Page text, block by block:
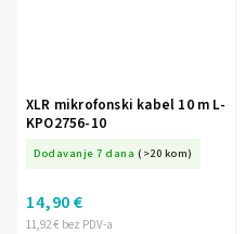
XLR mikrofonski kabel 10 m L-
KPO2756-10
Dodavanje 7 dana (>20 kom)
11,92 € bez PDV-a
14,90 €